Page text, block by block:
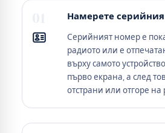
Намерете
Серийният номер е
радиото или е
върху самото
първо екрана, а след
отстрани или отгоре на